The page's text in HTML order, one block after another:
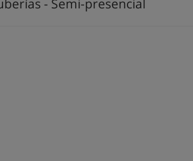
- Semi-presencial